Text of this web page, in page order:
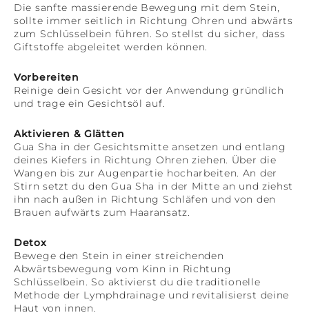
Die sanfte massierende Bewegung mit dem Stein,
sollte immer seitlich in Richtung Ohren und abwärts
zum Schlüsselbein führen. So stellst du sicher, dass
Giftstoffe abgeleitet werden können.
Vorbereiten
Reinige dein Gesicht vor der Anwendung gründlich
und trage ein Gesichtsöl auf.
Aktivieren & Glätten
Gua Sha in der Gesichtsmitte ansetzen und entlang
deines Kiefers in Richtung Ohren ziehen. Über die
Wangen bis zur Augenpartie hocharbeiten. An der
Stirn setzt du den Gua Sha in der Mitte an und ziehst
ihn nach außen in Richtung Schläfen und von den
Brauen aufwärts zum Haaransatz.
Detox
Bewege den Stein in einer streichenden
Abwärtsbewegung vom Kinn in Richtung
Schlüsselbein. So aktivierst du die traditionelle
Methode der Lymphdrainage und revitalisierst deine
Haut von innen.